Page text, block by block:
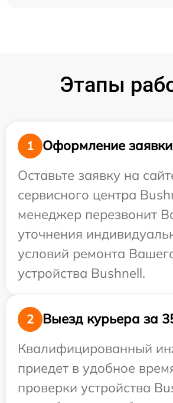
Этапы
1
Оформление заявки
Оставьте заявку на
сервисного центра
менеджер перезвонит
уточнения
условий ремонта
устройства Bushnell.
2
Выезд курьера за
Квалифицированный
приедет в удобное
проверки устройства